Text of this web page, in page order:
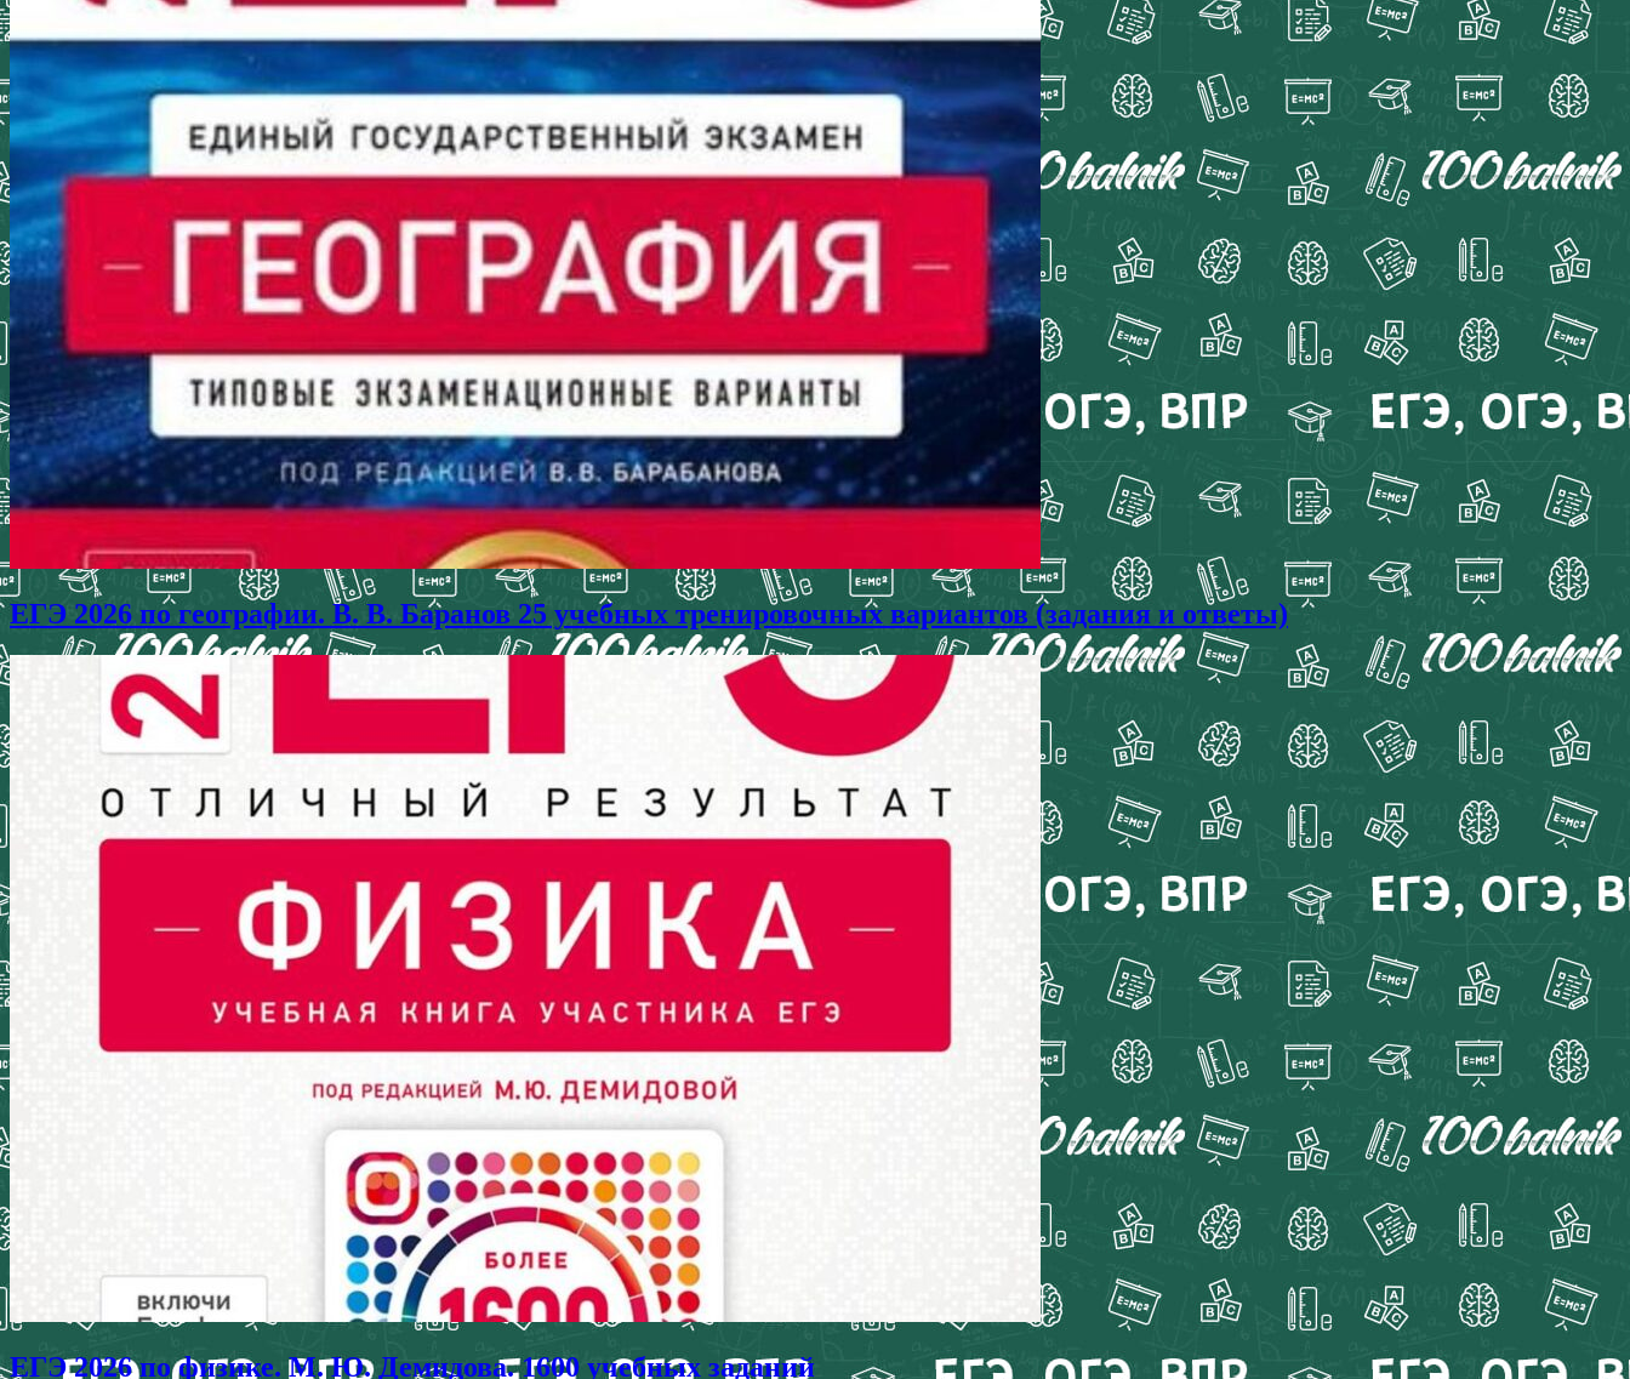
ЕГЭ 2026 по географии. В. В. Баранов 25 учебных тренировочных вариантов (задания и ответы)
ЕГЭ 2026 по физике. М. Ю. Демидова. 1600 учебных заданий